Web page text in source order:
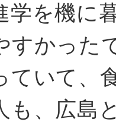
学を機に
すかった
ていて、
も、広島